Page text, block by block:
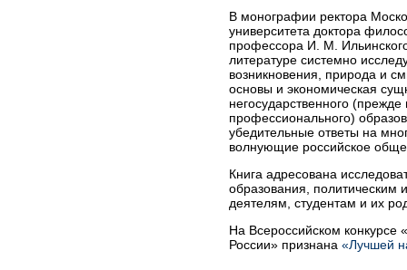
В монографии ректора
университета доктора
профессора И. М.
литературе системно
возникновения, природа и
основы и экономическая
негосударственного (прежде
профессионального)
убедительные ответы на
волнующие российское
Книга адресована
образования, политическим
деятелям, студентам и их
На Всероссийском конкурсе
России» признана «Лучшей